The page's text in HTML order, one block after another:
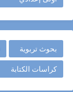
بحوث تربوية
كراسات الكتابة